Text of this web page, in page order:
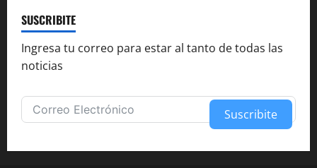
SUSCRIBITE
Ingresa tu correo para estar al tanto de todas las
noticias
Suscribite